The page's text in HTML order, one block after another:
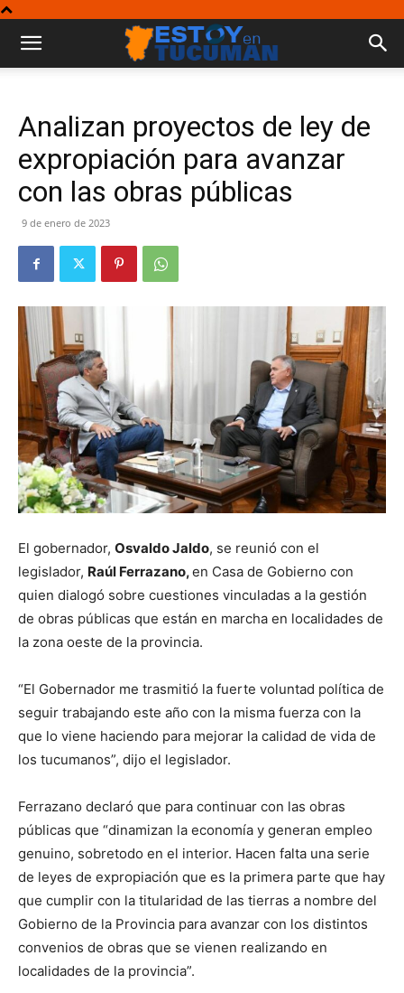
Analizan proyectos de ley de
expropiación para avanzar
con las obras públicas
9 de enero de 2023
El gobernador, Osvaldo Jaldo, se reunió con el
legislador, Raúl Ferrazano,en Casa de Gobierno con
quien dialogó sobre cuestiones vinculadas a la gestión
de obras públicas que están en marcha en localidades de
la zona oeste de la provincia.
“El Gobernador me trasmitió la fuerte voluntad política de
seguir trabajando este año con la misma fuerza con la
que lo viene haciendo para mejorar la calidad de vida de
los tucumanos”, dijo el legislador.
Ferrazano declaró que para continuar con las obras
públicas que “dinamizan la economía y generan empleo
genuino, sobretodo en el interior. Hacen falta una serie
de leyes de expropiación que es la primera parte que hay
que cumplir con la titularidad de las tierras a nombre del
Gobierno de la Provincia para avanzar con los distintos
convenios de obras que se vienen realizando en
localidades de la provincia”.